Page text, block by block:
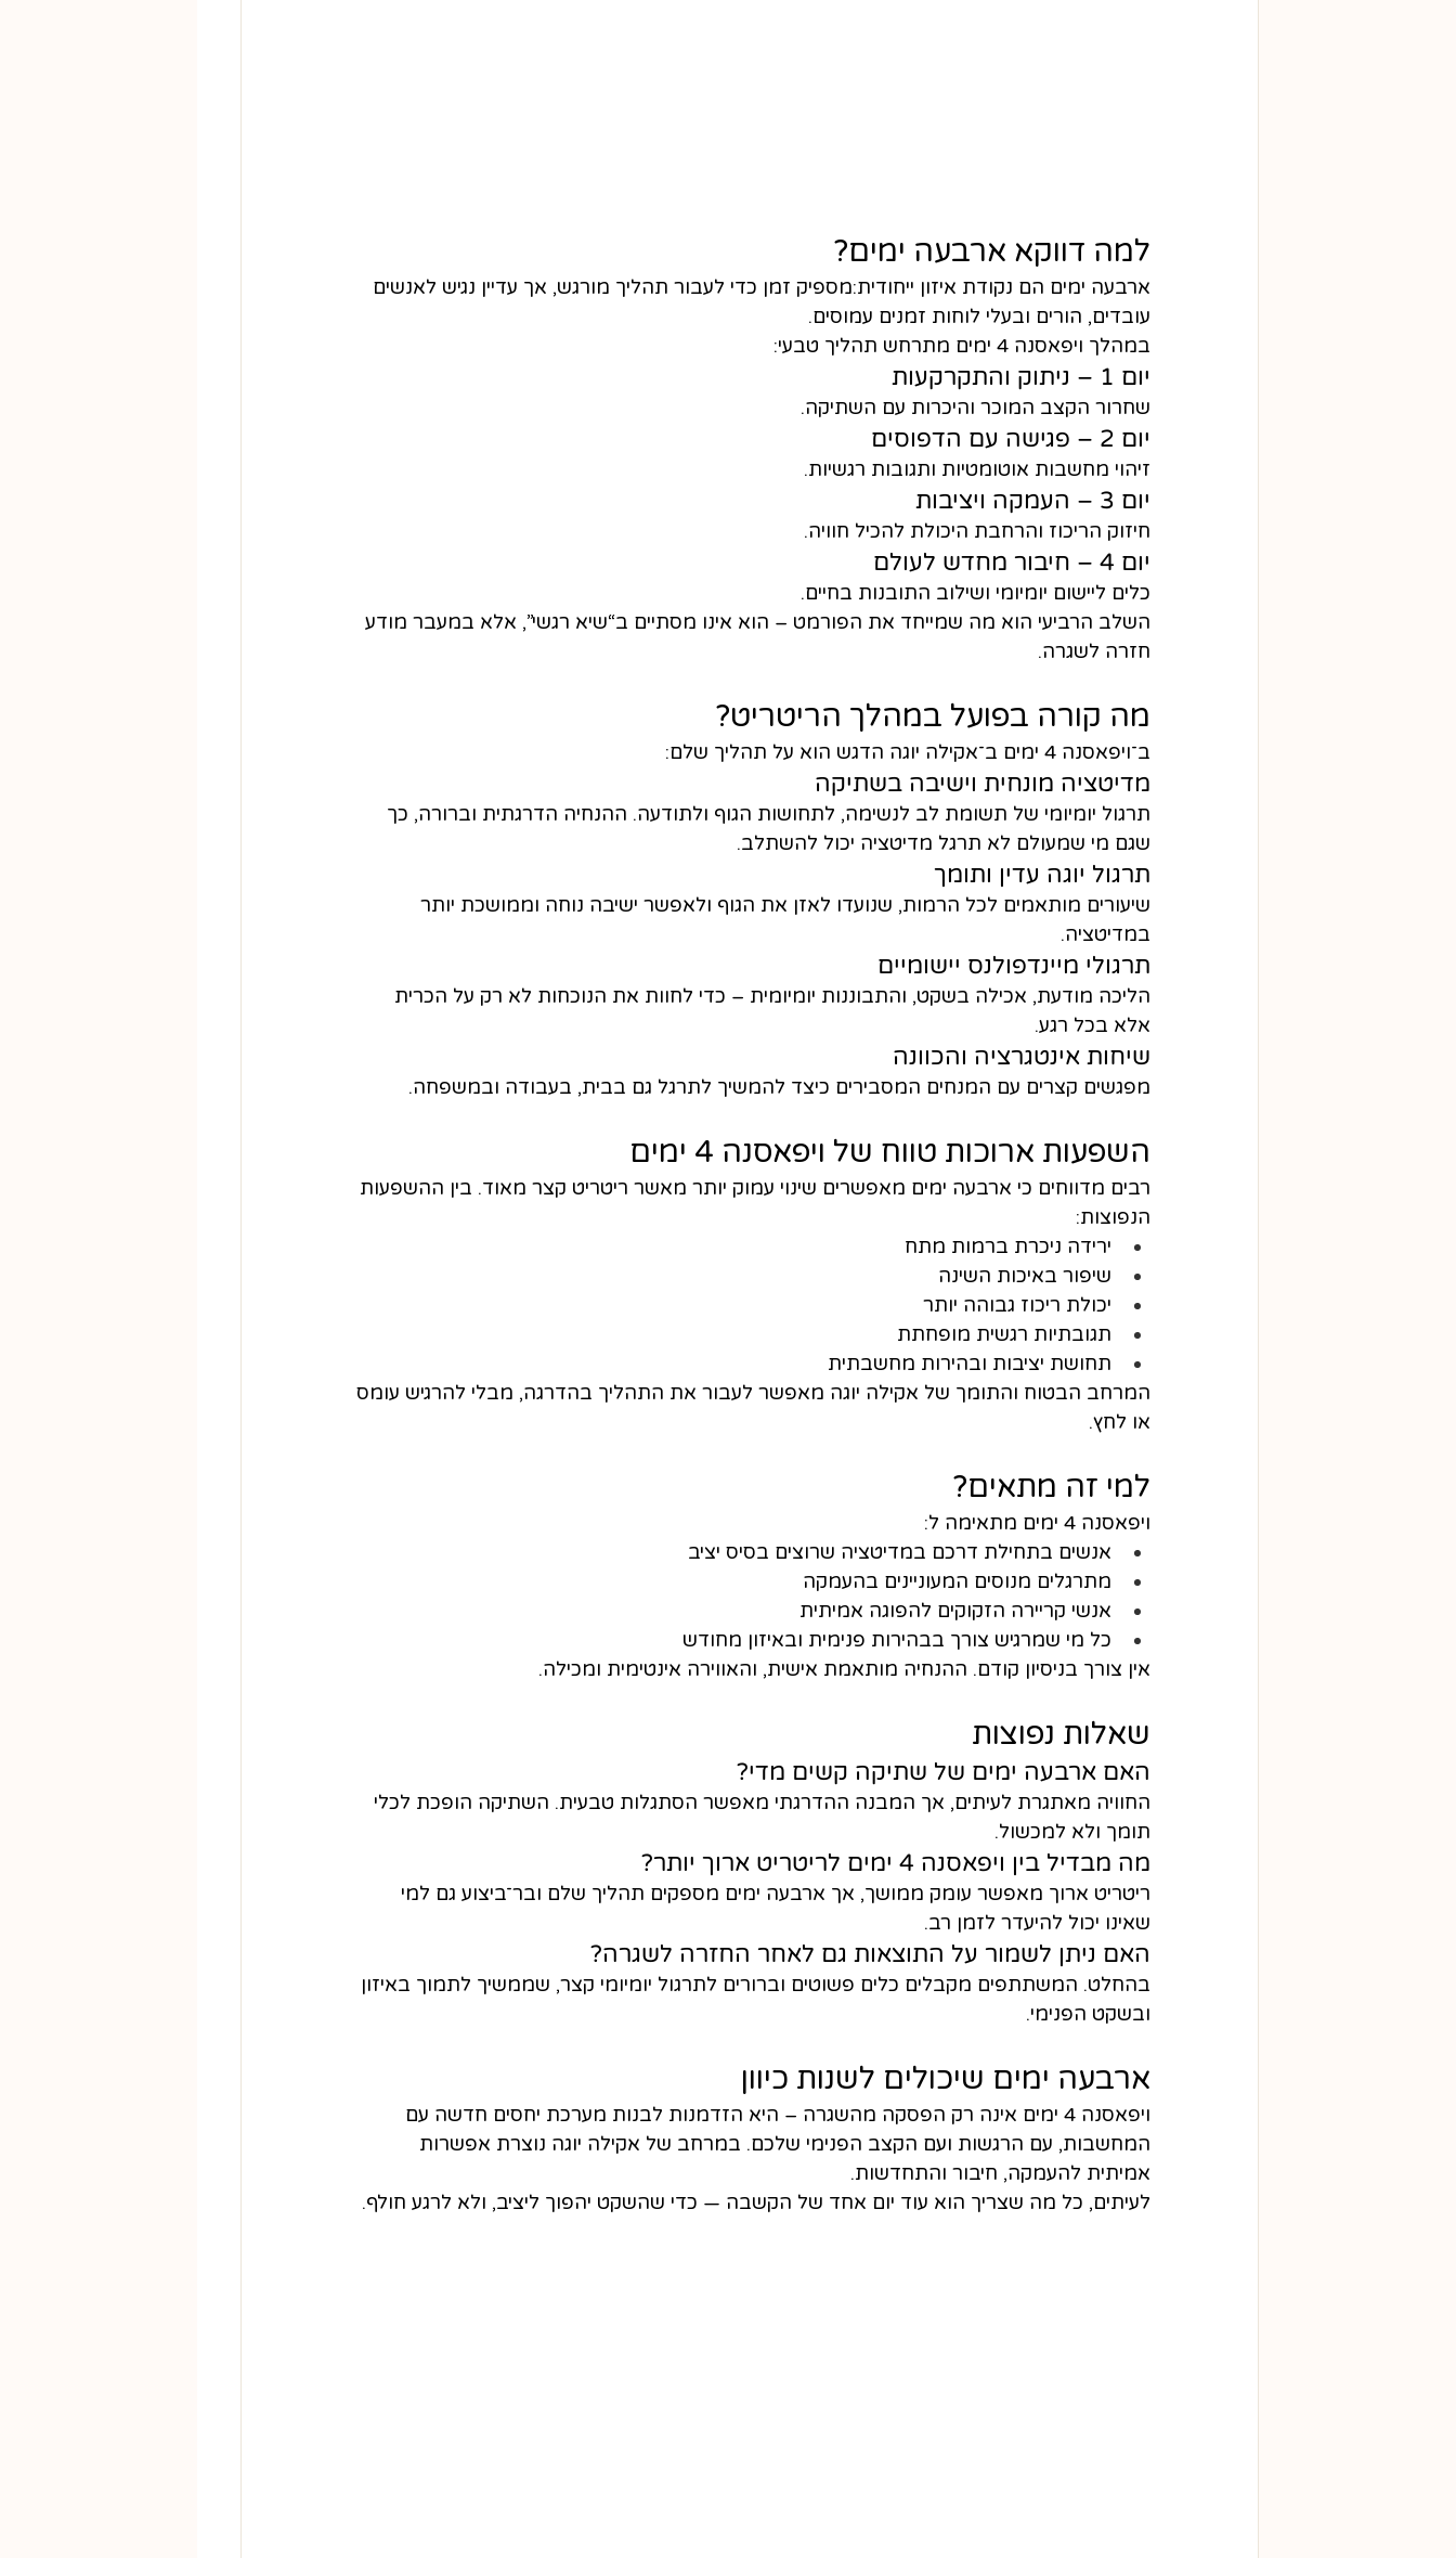
למה דווקא ארבעה ימים?
ארבעה ימים הם נקודת איזון ייחודית:מספיק זמן כדי לעבור תהליך מורגש, אך עדיין נגיש לאנשים
עובדים, הורים ובעלי לוחות זמנים עמוסים.
במהלך ויפאסנה 4 ימים מתרחש תהליך טבעי:
יום 1 – ניתוק והתקרקעות
שחרור הקצב המוכר והיכרות עם השתיקה.
יום 2 – פגישה עם הדפוסים
זיהוי מחשבות אוטומטיות ותגובות רגשיות.
יום 3 – העמקה ויציבות
חיזוק הריכוז והרחבת היכולת להכיל חוויה.
יום 4 – חיבור מחדש לעולם
כלים ליישום יומיומי ושילוב התובנות בחיים.
השלב הרביעי הוא מה שמייחד את הפורמט – הוא אינו מסתיים ב“שיא רגשי”, אלא במעבר מודע
חזרה לשגרה.
מה קורה בפועל במהלך הריטריט?
ב־ויפאסנה 4 ימים ב־אקילה יוגה הדגש הוא על תהליך שלם:
מדיטציה מונחית וישיבה בשתיקה
תרגול יומיומי של תשומת לב לנשימה, לתחושות הגוף ולתודעה. ההנחיה הדרגתית וברורה, כך
שגם מי שמעולם לא תרגל מדיטציה יכול להשתלב.
תרגול יוגה עדין ותומך
שיעורים מותאמים לכל הרמות, שנועדו לאזן את הגוף ולאפשר ישיבה נוחה וממושכת יותר
במדיטציה.
תרגולי מיינדפולנס יישומיים
הליכה מודעת, אכילה בשקט, והתבוננות יומיומית – כדי לחוות את הנוכחות לא רק על הכרית
אלא בכל רגע.
שיחות אינטגרציה והכוונה
מפגשים קצרים עם המנחים המסבירים כיצד להמשיך לתרגל גם בבית, בעבודה ובמשפחה.
השפעות ארוכות טווח של ויפאסנה 4 ימים
רבים מדווחים כי ארבעה ימים מאפשרים שינוי עמוק יותר מאשר ריטריט קצר מאוד. בין ההשפעות
הנפוצות:
ירידה ניכרת ברמות מתח
שיפור באיכות השינה
יכולת ריכוז גבוהה יותר
תגובתיות רגשית מופחתת
תחושת יציבות ובהירות מחשבתית
המרחב הבטוח והתומך של אקילה יוגה מאפשר לעבור את התהליך בהדרגה, מבלי להרגיש עומס
או לחץ.
למי זה מתאים?
ויפאסנה 4 ימים מתאימה ל:
אנשים בתחילת דרכם במדיטציה שרוצים בסיס יציב
מתרגלים מנוסים המעוניינים בהעמקה
אנשי קריירה הזקוקים להפוגה אמיתית
כל מי שמרגיש צורך בבהירות פנימית ובאיזון מחודש
אין צורך בניסיון קודם. ההנחיה מותאמת אישית, והאווירה אינטימית ומכילה.
שאלות נפוצות
האם ארבעה ימים של שתיקה קשים מדי?
החוויה מאתגרת לעיתים, אך המבנה ההדרגתי מאפשר הסתגלות טבעית. השתיקה הופכת לכלי
תומך ולא למכשול.
מה מבדיל בין ויפאסנה 4 ימים לריטריט ארוך יותר?
ריטריט ארוך מאפשר עומק ממושך, אך ארבעה ימים מספקים תהליך שלם ובר־ביצוע גם למי
שאינו יכול להיעדר לזמן רב.
האם ניתן לשמור על התוצאות גם לאחר החזרה לשגרה?
בהחלט. המשתתפים מקבלים כלים פשוטים וברורים לתרגול יומיומי קצר, שממשיך לתמוך באיזון
ובשקט הפנימי.
ארבעה ימים שיכולים לשנות כיוון
ויפאסנה 4 ימים אינה רק הפסקה מהשגרה – היא הזדמנות לבנות מערכת יחסים חדשה עם
המחשבות, עם הרגשות ועם הקצב הפנימי שלכם. במרחב של אקילה יוגה נוצרת אפשרות
אמיתית להעמקה, חיבור והתחדשות.
לעיתים, כל מה שצריך הוא עוד יום אחד של הקשבה — כדי שהשקט יהפוך ליציב, ולא לרגע חולף.